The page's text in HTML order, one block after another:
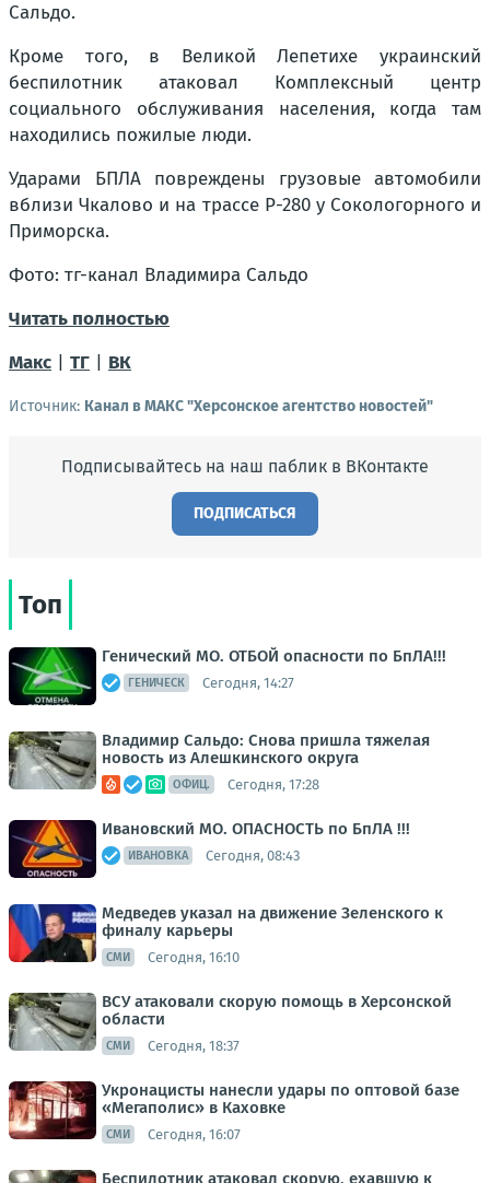
Сальдо.
Кроме того, в Великой Лепетихе украинский
беспилотник атаковал Комплексный центр
социального обслуживания населения, когда там
находились пожилые люди.
Ударами БПЛА повреждены грузовые автомобили
вблизи Чкалово и на трассе Р-280 у Сокологорного и
Приморска.
Фото: тг-канал Владимира Сальдо
Читать полностью
Макс
ТГ ВК
Источник: Канал в МАКС "Херсонское агентство новостей"
Подписывайтесь на наш паблик в ВКонтакте
ПОДПИСАТЬСЯ
Топ
Генический МО. ОТБОЙ опасности по БпЛА!!!
ГЕНИЧЕСК Сегодня, 14:27
Владимир Сальдо: Снова пришла тяжелая
новость из Алешкинского округа
ОФИЦ. Сегодня, 17:28
Ивановский МО. ОПАСНОСТЬ по БпЛА !!!
ИВАНОВКА Сегодня, 08:43
Медведев указал на движение Зеленского к
финалу карьеры
СМИ Сегодня, 16:10
ВСУ атаковали скорую помощь в Херсонской
области
СМИ Сегодня, 18:37
Укронацисты нанесли удары по оптовой базе
«Мегаполис» в Каховке
СМИ Сегодня, 16:07